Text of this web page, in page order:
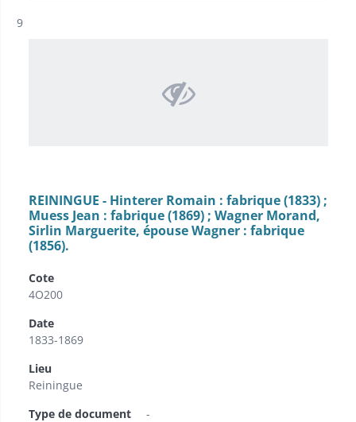
Résultat n°
9
REININGUE - Hinterer Romain : fabrique (1833) ;
Muess Jean : fabrique (1869) ; Wagner Morand,
Sirlin Marguerite, épouse Wagner : fabrique
(1856).
Cote
4O200
Date
1833-1869
Lieu
Reiningue
Type de document
-